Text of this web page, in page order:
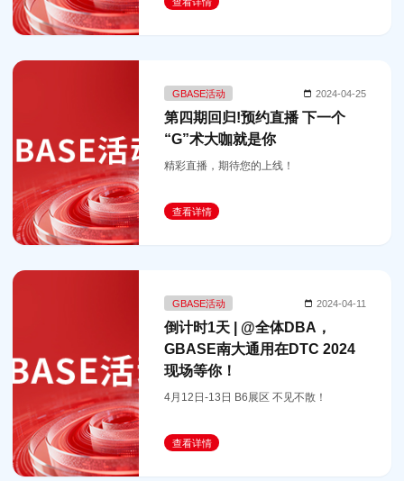
GBASE活动 2024-04-25
第四期回归!预约直播 下一个
“G”术大咖就是你
精彩直播，期待您的上线！
查看详情
GBASE活动 2024-04-11
倒计时1天 | @全体DBA，
GBASE南大通用在DTC 2024
现场等你！
4月12日-13日 B6展区 不见不散！
查看详情